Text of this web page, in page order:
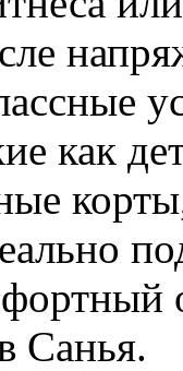
как
Санья.